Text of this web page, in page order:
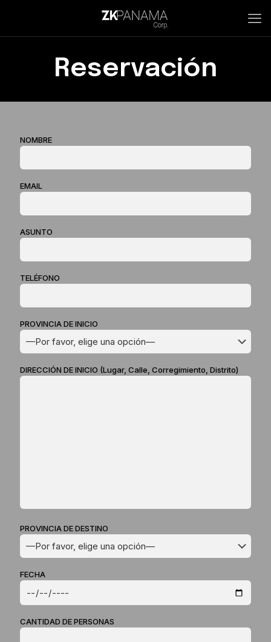
Reservación
NOMBRE
EMAIL
ASUNTO
TELÉFONO
PROVINCIA DE INICIO
DIRECCIÓN DE INICIO (Lugar, Calle, Corregimiento, Distrito)
PROVINCIA DE DESTINO
FECHA
CANTIDAD DE PERSONAS